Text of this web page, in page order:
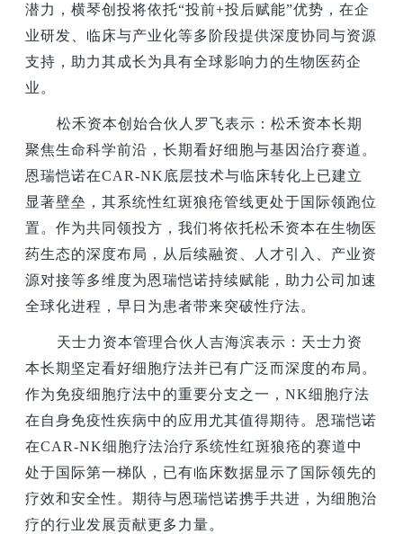
潜力，横琴创投将依托“投前+投后赋能”优势，在企
业研发、临床与产业化等多阶段提供深度协同与资源
支持，助力其成长为具有全球影响力的生物医药企
业。
松禾资本创始合伙人罗飞表示：松禾资本长期
聚焦生命科学前沿，长期看好细胞与基因治疗赛道。
恩瑞恺诺在CAR-NK底层技术与临床转化上已建立
显著壁垒，其系统性红斑狼疮管线更处于国际领跑位
置。作为共同领投方，我们将依托松禾资本在生物医
药生态的深度布局，从后续融资、人才引入、产业资
源对接等多维度为恩瑞恺诺持续赋能，助力公司加速
全球化进程，早日为患者带来突破性疗法。
天士力资本管理合伙人吉海滨表示：天士力资
本长期坚定看好细胞疗法并已有广泛而深度的布局。
作为免疫细胞疗法中的重要分支之一，NK细胞疗法
在自身免疫性疾病中的应用尤其值得期待。恩瑞恺诺
在CAR-NK细胞疗法治疗系统性红斑狼疮的赛道中
处于国际第一梯队，已有临床数据显示了国际领先的
疗效和安全性。期待与恩瑞恺诺携手共进，为细胞治
疗的行业发展贡献更多力量。